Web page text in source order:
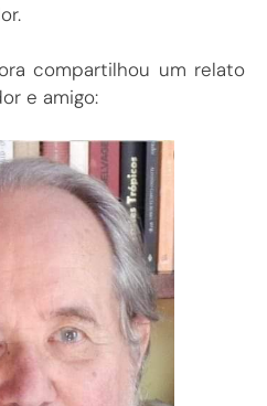
compartilhou um relato
e amigo: